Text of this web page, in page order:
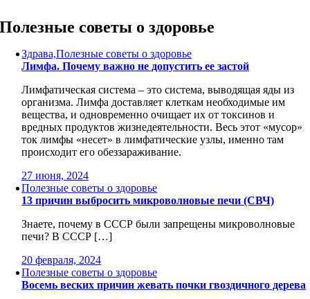
to
content
Полезные советы о здоровье
Здрава,Полезные советы о здоровье
Лимфа. Почему важно не допустить ее застой
Лимфатическая система – это система, выводящая яды из
организма. Лимфа доставляет клеткам необходимые им
вещества, и одновременно очищает их от токсинов и
вредных продуктов жизнедеятельности. Весь этот «мусор»
ток лимфы «несет» в лимфатические узлы, именно там
происходит его обеззараживание.
27 июня, 2024
Полезные советы о здоровье
13 причин выбросить микроволновые печи (СВЧ)
Знаете, почему в СССР были запрещены микроволновые
печи?⁠⁠ В СССР […]
20 февраля, 2024
Полезные советы о здоровье
Восемь веских причин жевать почки гвоздичного дерева